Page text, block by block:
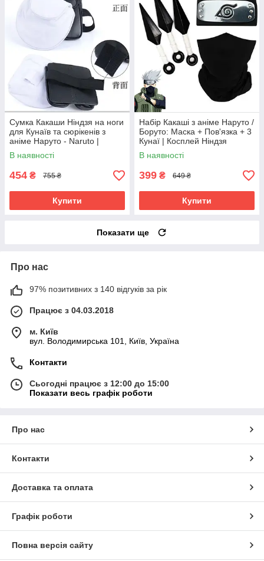
Сумка Какаши Ніндзя на ноги
для Кунаїв та сюрікенів з
аніме Наруто - Naruto |
Косплей Ніндзя | Cosplay
Kakashi
В наявності
454 ₴ 755 ₴
Купити
Набір Какаші з аніме Наруто /
Боруто: Маска + Пов'язка + 3
Кунаї | Косплей Ніндзя
Какаші Хатаке | Cosplay
Kakashi Hatake
В наявності
399 ₴ 649 ₴
Купити
Показати ще
Про нас
97% позитивних з 140 відгуків за рік
Працює з 04.03.2018
м. Київ
вул. Володимирська 101, Київ, Україна
Контакти
Сьогодні працює з 12:00 до 15:00
Показати весь графік роботи
Про нас
Контакти
Доставка та оплата
Графік роботи
Повна версія сайту